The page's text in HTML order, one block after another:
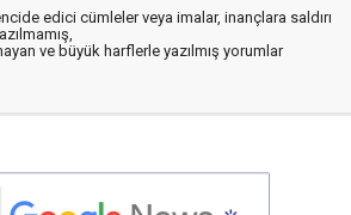
edici cümleler veya imalar, inançlara saldırı
ve büyük harflerle yazılmış yorumlar